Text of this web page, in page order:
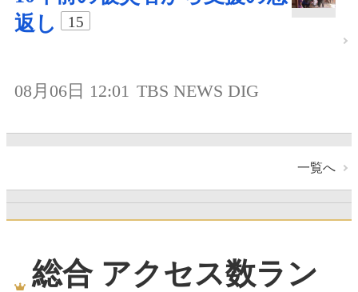
返し
15
08月06日 12:01 TBS NEWS DIG
一覧へ
総合 アクセス数ラン